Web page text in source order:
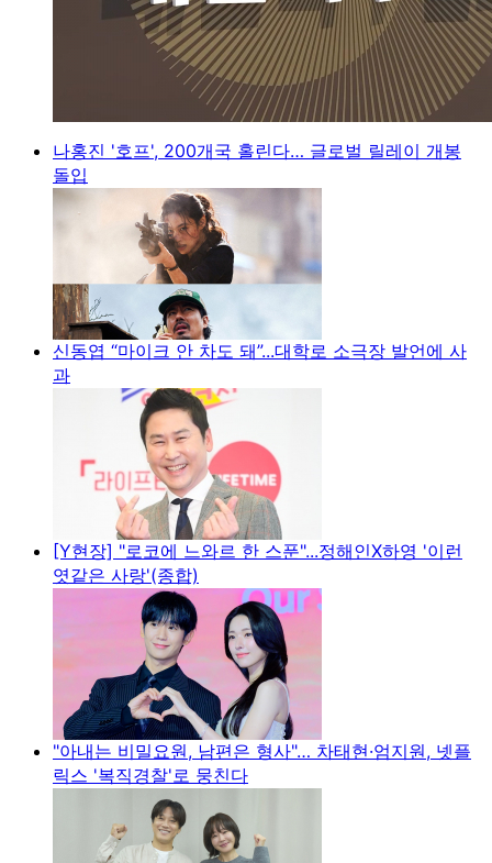
나홍진 '호프', 200개국 홀린다… 글로벌 릴레이 개봉
돌입
신동엽 “마이크 안 차도 돼”...대학로 소극장 발언에 사
과
[Y현장] "로코에 느와르 한 스푼"...정해인X하영 '이런
엿같은 사랑'(종합)
"아내는 비밀요원, 남편은 형사"… 차태현·엄지원, 넷플
릭스 '복직경찰'로 뭉친다